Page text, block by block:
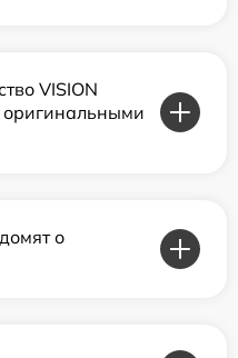
VISION
оригинальными
о